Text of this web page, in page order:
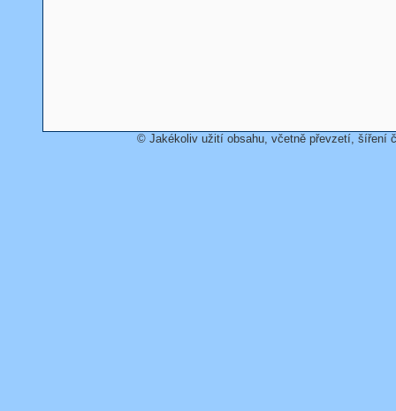
© Jakékoliv užití obsahu, včetně převzetí, šíření